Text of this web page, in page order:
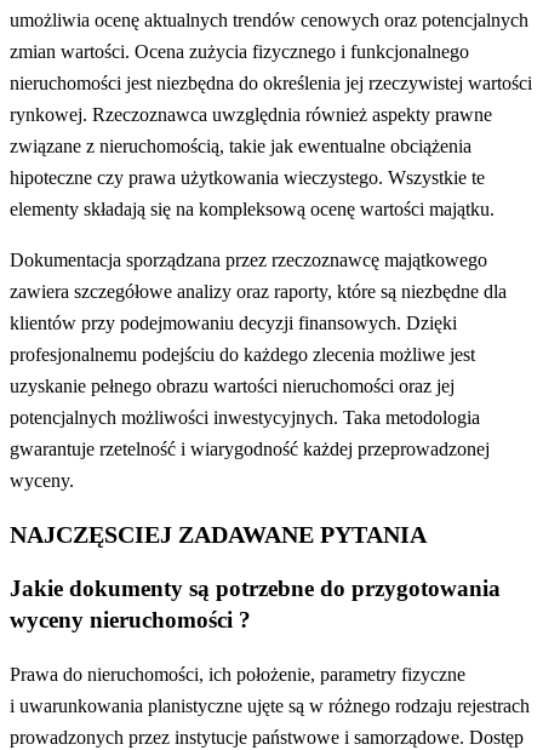
umożliwia ocenę aktualnych trendów cenowych oraz potencjalnych
zmian wartości. Ocena zużycia fizycznego i funkcjonalnego
nieruchomości jest niezbędna do określenia jej rzeczywistej wartości
rynkowej. Rzeczoznawca uwzględnia również aspekty prawne
związane z nieruchomością, takie jak ewentualne obciążenia
hipoteczne czy prawa użytkowania wieczystego. Wszystkie te
elementy składają się na kompleksową ocenę wartości majątku.
Dokumentacja sporządzana przez rzeczoznawcę majątkowego
zawiera szczegółowe analizy oraz raporty, które są niezbędne dla
klientów przy podejmowaniu decyzji finansowych. Dzięki
profesjonalnemu podejściu do każdego zlecenia możliwe jest
uzyskanie pełnego obrazu wartości nieruchomości oraz jej
potencjalnych możliwości inwestycyjnych. Taka metodologia
gwarantuje rzetelność i wiarygodność każdej przeprowadzonej
wyceny.
NAJCZĘSCIEJ ZADAWANE PYTANIA
Jakie dokumenty są potrzebne do przygotowania
wyceny nieruchomości ?
Prawa do nieruchomości, ich położenie, parametry fizyczne
i uwarunkowania planistyczne ujęte są w różnego rodzaju rejestrach
prowadzonych przez instytucje państwowe i samorządowe. Dostęp